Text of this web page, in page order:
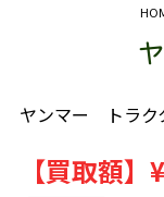
ヤンマー トラ
【買取額】